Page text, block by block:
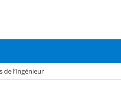
de l’Ingénieur